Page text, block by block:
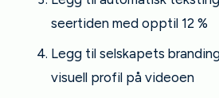
seertiden med opptil 12 %
Legg til selskapets
visuell profil på videoen